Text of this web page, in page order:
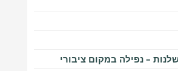
– נפילה במקום ציבורי